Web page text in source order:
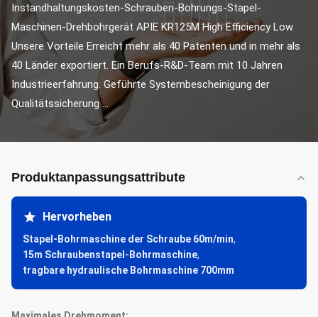
Instandhaltungskosten-Schrauben-Bohrungs-Stapel-
Maschinen-Drehbohrgerät APIE KR125M High Efficiency Low
Unsere Vorteile Erreicht mehr als 40 Patenten und in mehr als
40 Länder exportiert. Ein Berufs-R&D-Team mit 10 Jahren
Industrieerfahrung. Geführte Systembescheinigung der
Qualitätssicherung ...
Produktanpassungsattribute
Hervorheben
Stapel-Bohrmaschine der Schraube 60m/min,
15m Schraubenstapel-Bohrmaschine,
tragbare hydraulische Bohrmaschine 700mm